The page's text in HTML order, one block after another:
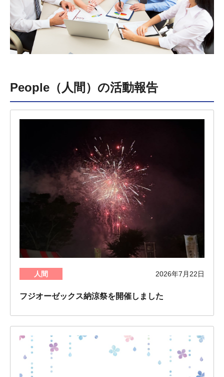
People（人間）の活動報告
人間 2026年7月22日
フジオーゼックス納涼祭を開催しました